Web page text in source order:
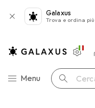
Galaxus
Trova e ordina
Categoria Navigazione
Menu Cerca
Liste
Liste